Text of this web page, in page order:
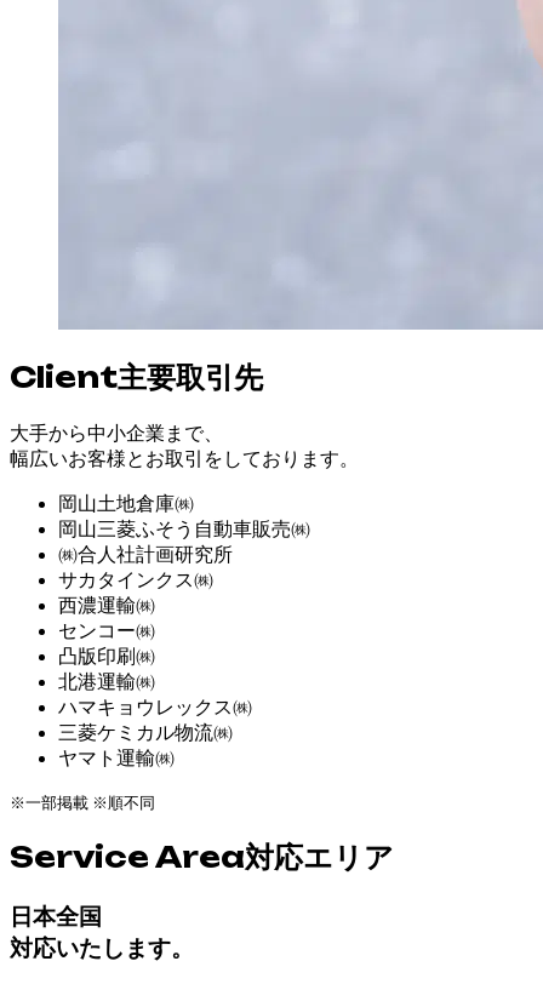
Client主要取引先
大手から中小企業まで、
幅広いお客様とお取引をしております。
岡山土地倉庫㈱
岡山三菱ふそう自動車販売㈱
㈱合人社計画研究所
サカタインクス㈱
西濃運輸㈱
センコー㈱
凸版印刷㈱
北港運輸㈱
ハマキョウレックス㈱
三菱ケミカル物流㈱
ヤマト運輸㈱
※一部掲載 ※順不同
Service Area対応エリア
日本全国
対応いたします。